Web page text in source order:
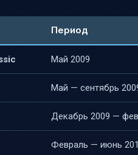
механики игры
редстоуна и логических
применение
и
сообщества
Период
Май 2009
Май — сентябрь
Декабрь 2009 —
Февраль — июнь